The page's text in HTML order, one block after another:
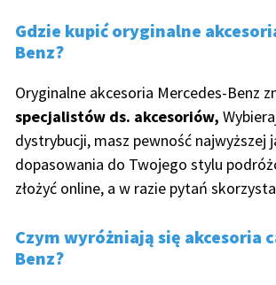
Gdzie kupić oryginalne
Benz?
Oryginalne akcesoria Mercedes-Benz
specjalistów ds. akcesoriów,
dystrybucji, masz pewność najwyższej
dopasowania do Twojego stylu
złożyć online, a w razie pytań
Czym wyróżniają się akcesoria
Benz?